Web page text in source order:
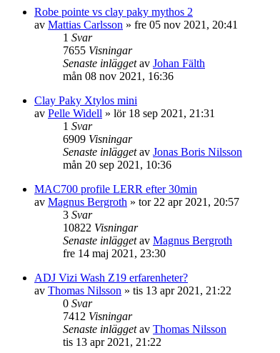
Robe pointe vs clay paky mythos 2
av Mattias Carlsson » fre 05 nov 2021, 20:41
1 Svar
7655 Visningar
Senaste inläggetav Johan Fälth
mån 08 nov 2021, 16:36
Clay Paky Xtylos mini
av Pelle Widell » lör 18 sep 2021, 21:31
1 Svar
6909 Visningar
Senaste inläggetav Jonas Boris Nilsson
mån 20 sep 2021, 10:36
MAC700 profile LERR efter 30min
av Magnus Bergroth » tor 22 apr 2021, 20:57
3 Svar
10822 Visningar
Senaste inläggetav Magnus Bergroth
fre 14 maj 2021, 23:30
ADJ Vizi Wash Z19 erfarenheter?
av Thomas Nilsson » tis 13 apr 2021, 21:22
0 Svar
7412 Visningar
Senaste inläggetav Thomas Nilsson
tis 13 apr 2021, 21:22